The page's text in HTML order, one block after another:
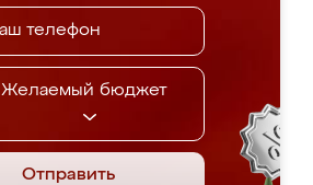
Желаемый бюджет
Отправить